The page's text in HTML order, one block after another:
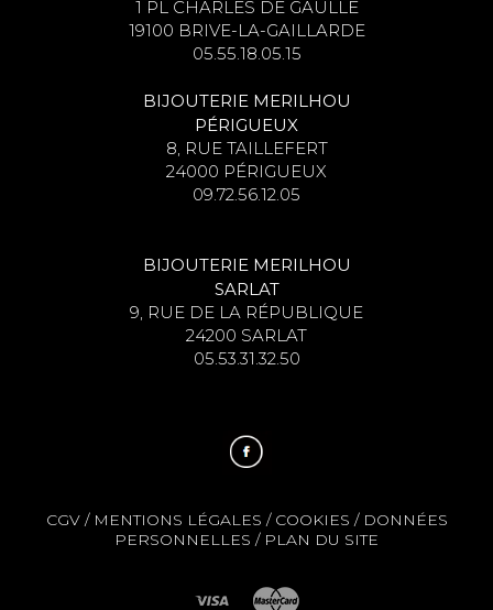
1 PL CHARLES DE GAULLE
19100 BRIVE-LA-GAILLARDE
05.55.18.05.15
BIJOUTERIE MERILHOU
PÉRIGUEUX
8, RUE TAILLEFERT
24000 PÉRIGUEUX
09.72.56.12.05
BIJOUTERIE MERILHOU
SARLAT
9, RUE DE LA RÉPUBLIQUE
24200 SARLAT
05.53.31.32.50
CGV/ MENTIONS LÉGALES / COOKIES / DONNÉES
PERSONNELLES / PLAN DU SITE